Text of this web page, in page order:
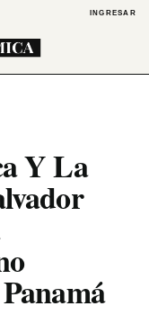
INGRESAR
Y La